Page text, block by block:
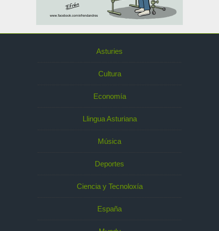
Asturies
Cultura
Economía
Llingua Asturiana
Música
Deportes
Ciencia y Tecnoloxía
España